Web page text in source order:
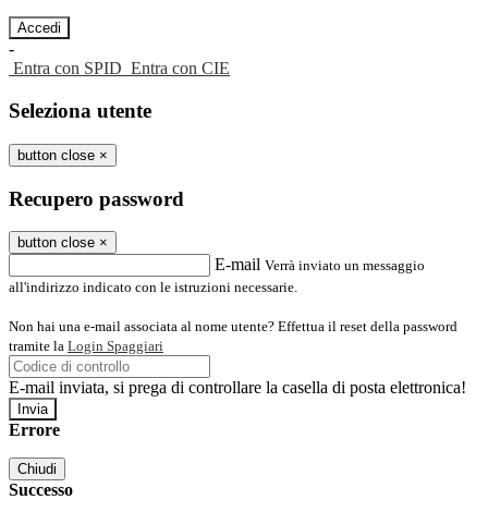
-
Entra con SPID Entra con CIE
Seleziona utente
button close ×
Recupero password
button close ×
E-mail Verrà inviato un messaggio
all'indirizzo indicato con le istruzioni necessarie.
Non hai una e-mail associata al nome utente? Effettua il reset della password
tramite la Login Spaggiari
E-mail inviata, si prega di controllare la casella di posta elettronica!
Errore
Chiudi
Successo